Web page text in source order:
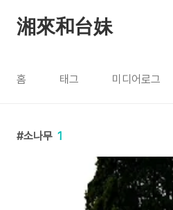
湘來和台妹
홈 태그 미디어로그
소나무 1